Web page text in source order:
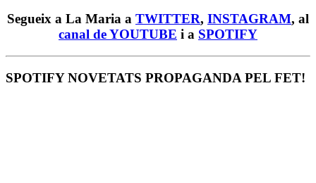
Segueix a La Maria a TWITTER, INSTAGRAM, al
canal de YOUTUBE i a SPOTIFY
SPOTIFY NOVETATS PROPAGANDA PEL FET!